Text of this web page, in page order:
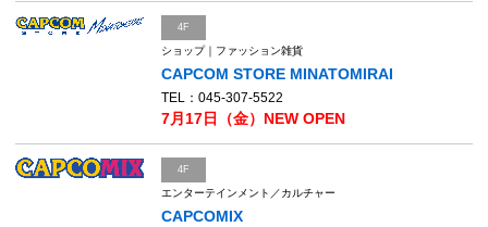
4F
ショップ｜ファッション雑貨
CAPCOM STORE MINATOMIRAI
TEL：045-307-5522
7月17日（金）NEW OPEN
4F
エンターテインメント／カルチャー
CAPCOMIX